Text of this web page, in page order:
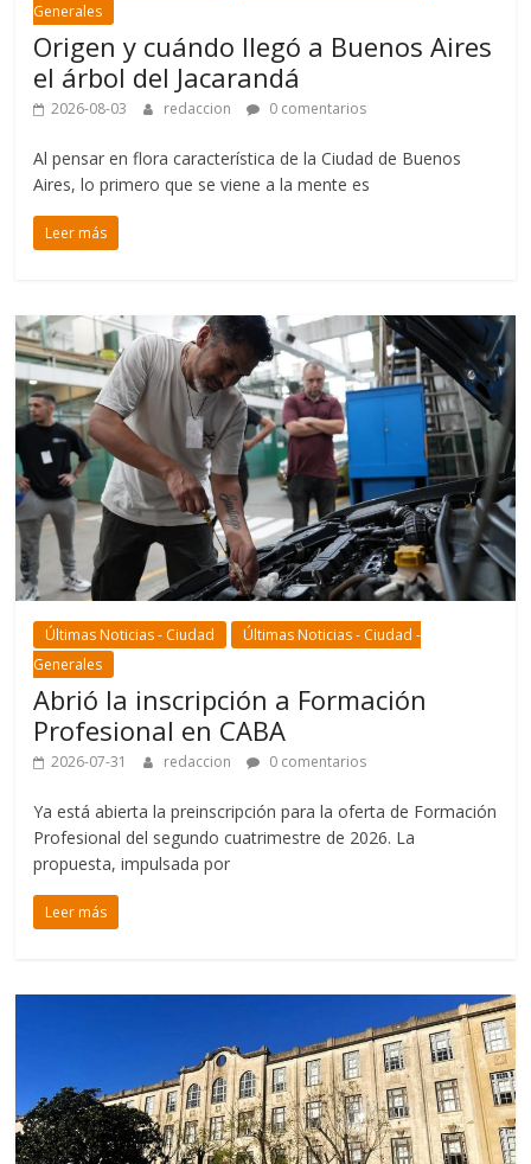
Generales
Origen y cuándo llegó a Buenos Aires
el árbol del Jacarandá
2026-08-03 redaccion 0 comentarios
Al pensar en flora característica de la Ciudad de Buenos
Aires, lo primero que se viene a la mente es
Leer más
Últimas Noticias - Ciudad
Últimas Noticias - Ciudad -
Generales
Abrió la inscripción a Formación
Profesional en CABA
2026-07-31 redaccion 0 comentarios
Ya está abierta la preinscripción para la oferta de Formación
Profesional del segundo cuatrimestre de 2026. La
propuesta, impulsada por
Leer más